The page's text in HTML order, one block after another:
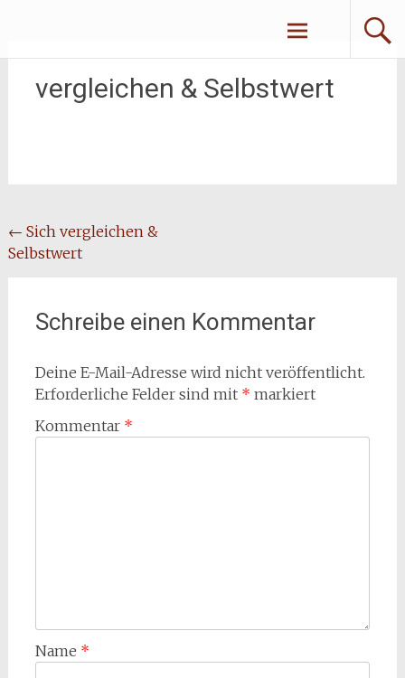
springen
vergleichen & Selbstwert
Beitragsnavigation
← Sich vergleichen &
Selbstwert
Schreibe einen Kommentar
Deine E-Mail-Adresse wird nicht veröffentlicht.
Erforderliche Felder sind mit * markiert
Kommentar *
Name *